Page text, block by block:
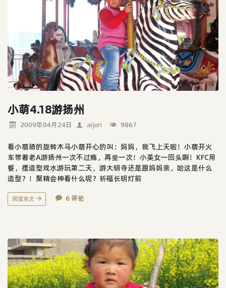
小萌4.18游扬州
2009年04月24日 aijun 9867
看小萌骑的旋转木马小萌开心的叫：妈妈，我飞上天啦！小萌开火
车带着老A游扬州一次不过瘾，再坐一次！小美女一回头啊！KFC用
餐，摆造型戏水游玩第二天，游大明寺还是跟妈妈亲，哈这是什么
造型？！聚精会神看什么呢？祈福长明灯前
阅读全文 6 评论